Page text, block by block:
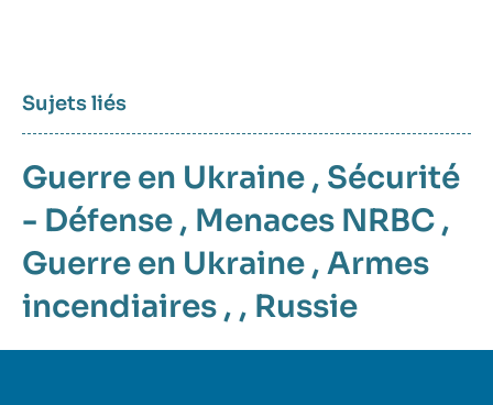
Sujets liés
Guerre en Ukraine , Sécurité
- Défense , Menaces NRBC ,
Guerre en Ukraine , Armes
incendiaires , , Russie